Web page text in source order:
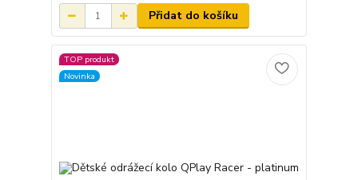
Přidat do košíku
TOP produkt
Novinka